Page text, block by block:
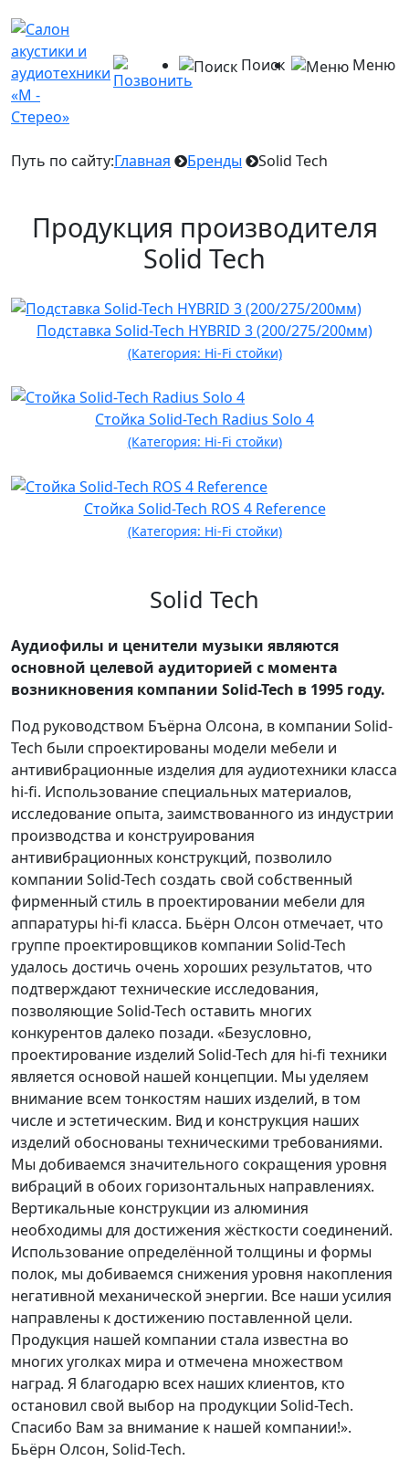
Меню
Поиск
Путь по сайту:Главная Бренды Solid Tech
Продукция производителя
Solid Tech
Подставка Solid-Tech HYBRID 3 (200/275/200мм)
(Категория: Hi-Fi стойки)
Стойка Solid-Tech Radius Solo 4
(Категория: Hi-Fi стойки)
Стойка Solid-Tech ROS 4 Reference
(Категория: Hi-Fi стойки)
Solid Tech
Аудиофилы и ценители музыки являются
основной целевой аудиторией с момента
возникновения компании Solid-Tech в 1995 году.
Под руководством Бъёрна Олсона, в компании Solid-
Tech были спроектированы модели мебели и
антивибрационные изделия для аудиотехники класса
hi-fi. Использование специальных материалов,
исследование опыта, заимствованного из индустрии
производства и конструирования
антивибрационных конструкций, позволило
компании Solid-Tech создать свой собственный
фирменный стиль в проектировании мебели для
аппаратуры hi-fi класса. Бьёрн Олсон отмечает, что
группе проектировщиков компании Solid-Tech
удалось достичь очень хороших результатов, что
подтверждают технические исследования,
позволяющие Solid-Tech оставить многих
конкурентов далеко позади. «Безусловно,
проектирование изделий Solid-Tech для hi-fi техники
является основой нашей концепции. Мы уделяем
внимание всем тонкостям наших изделий, в том
числе и эстетическим. Вид и конструкция наших
изделий обоснованы техническими требованиями.
Мы добиваемся значительного сокращения уровня
вибраций в обоих горизонтальных направлениях.
Вертикальные конструкции из алюминия
необходимы для достижения жёсткости соединений.
Использование определённой толщины и формы
полок, мы добиваемся снижения уровня накопления
негативной механической энергии. Все наши усилия
направлены к достижению поставленной цели.
Продукция нашей компании стала известна во
многих уголках мира и отмечена множеством
наград. Я благодарю всех наших клиентов, кто
остановил свой выбор на продукции Solid-Tech.
Спасибо Вам за внимание к нашей компании!».
Бьёрн Олсон, Solid-Tech.